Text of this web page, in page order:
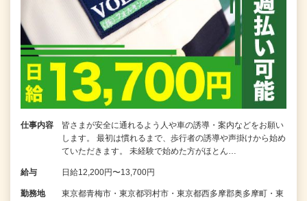
仕事内容
皆さまが安全に通れるよう人や車の誘導・案内などをお願い
します。 最初は慣れるまで、歩行者の誘導や声掛けから始め
ていただきます。 未経験で始めた方がほとん…
給与 日給12,200円〜13,700円
勤務地
東京都青梅市・東京都羽村市・東京都西多摩郡奥多摩町・東